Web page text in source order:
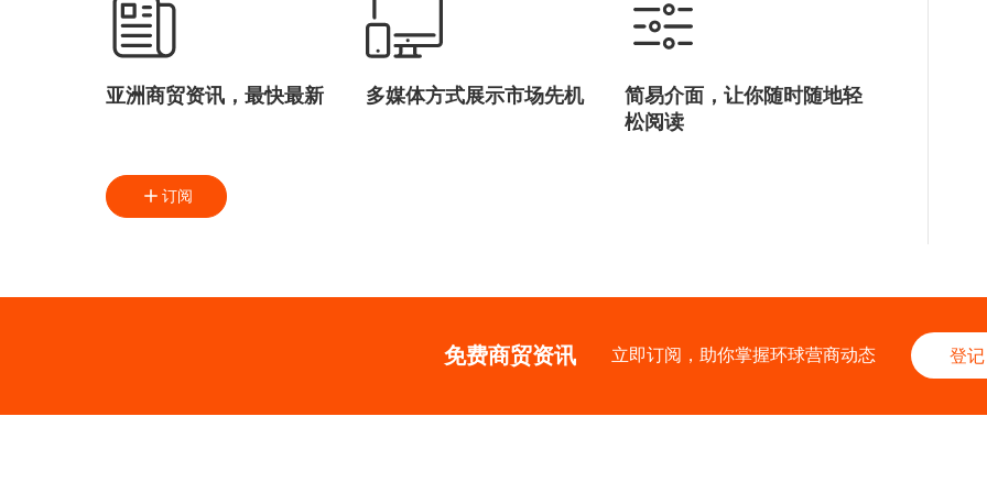
亚洲商贸资讯，最快最新 多媒体方式展示市场先机
简易介面，让你随时随地轻
松阅读
订阅
免费商贸资讯 立即订阅，助你掌握环球营商动态 登记